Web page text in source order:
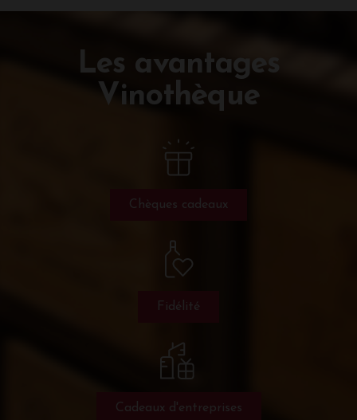
Les avantages
Vinothèque
Chèques cadeaux
Fidélité
Cadeaux d'entreprises